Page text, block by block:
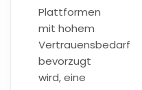
Plattformen
mit hohem
Vertrauensbedarf
bevorzugt
wird, eine